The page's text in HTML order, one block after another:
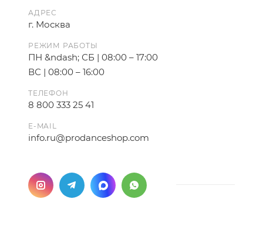
АДРЕС
г. Москва
РЕЖИМ РАБОТЫ
ПН &ndash; СБ | 08:00 – 17:00
ВС | 08:00 – 16:00
ТЕЛЕФОН
8 800 333 25 41
E-MAIL
info.ru@prodanceshop.com